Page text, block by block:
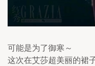
可能是为了御寒～
这次在艾莎超美丽的裙